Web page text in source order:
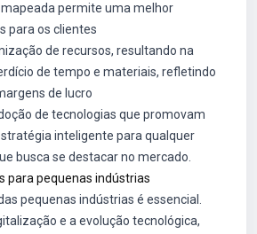
permite uma melhor
para os clientes
de recursos, resultando na
de tempo e materiais, refletindo
de lucro
de tecnologias que promovam
inteligente para qualquer
busca se destacar no mercado.
para pequenas indústrias
pequenas indústrias é essencial.
e a evolução tecnológica,